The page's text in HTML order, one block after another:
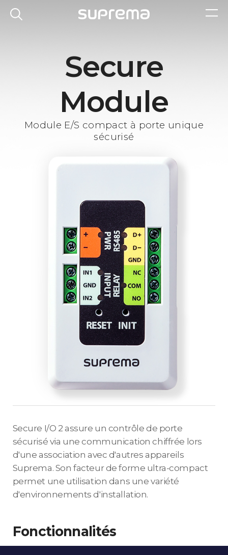
Secure
Module
Module E/S compact à porte unique
sécurisé
Secure I/O 2 assure un contrôle de porte
sécurisé via une communication chiffrée lors
d'une association avec d'autres appareils
Suprema. Son facteur de forme ultra-compact
permet une utilisation dans une variété
d'environnements d'installation.
Fonctionnalités